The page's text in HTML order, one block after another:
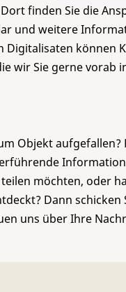
finden Sie die
und weitere
Digitalisaten können
wir Sie gerne vorab
Objekt aufgefallen?
möchten, oder
Dann schicken
uns über Ihre